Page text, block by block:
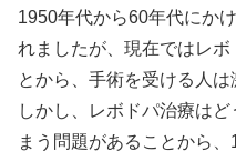
1950年代から60年代にか
れましたが、現在ではレ
とから、手術を受ける人は
しかし、レボドパ治療は
まう問題があることから